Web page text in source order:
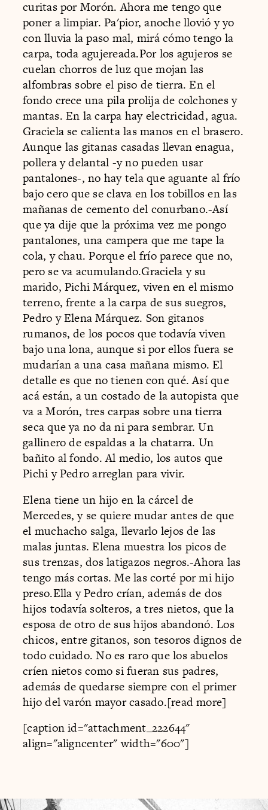
curitas por Morón. Ahora me tengo que
poner a limpiar. Pa'pior, anoche llovió y yo
con lluvia la paso mal, mirá cómo tengo la
carpa, toda agujereada.Por los agujeros se
cuelan chorros de luz que mojan las
alfombras sobre el piso de tierra. En el
fondo crece una pila prolija de colchones y
mantas. En la carpa hay electricidad, agua.
Graciela se calienta las manos en el brasero.
Aunque las gitanas casadas llevan enagua,
pollera y delantal -y no pueden usar
pantalones-, no hay tela que aguante al frío
bajo cero que se clava en los tobillos en las
mañanas de cemento del conurbano.-Así
que ya dije que la próxima vez me pongo
pantalones, una campera que me tape la
cola, y chau. Porque el frío parece que no,
pero se va acumulando.Graciela y su
marido, Pichi Márquez, viven en el mismo
terreno, frente a la carpa de sus suegros,
Pedro y Elena Márquez. Son gitanos
rumanos, de los pocos que todavía viven
bajo una lona, aunque si por ellos fuera se
mudarían a una casa mañana mismo. El
detalle es que no tienen con qué. Así que
acá están, a un costado de la autopista que
va a Morón, tres carpas sobre una tierra
seca que ya no da ni para sembrar. Un
gallinero de espaldas a la chatarra. Un
bañito al fondo. Al medio, los autos que
Pichi y Pedro arreglan para vivir.
Elena tiene un hijo en la cárcel de
Mercedes, y se quiere mudar antes de que
el muchacho salga, llevarlo lejos de las
malas juntas. Elena muestra los picos de
sus trenzas, dos latigazos negros.-Ahora las
tengo más cortas. Me las corté por mi hijo
preso.Ella y Pedro crían, además de dos
hijos todavía solteros, a tres nietos, que la
esposa de otro de sus hijos abandonó. Los
chicos, entre gitanos, son tesoros dignos de
todo cuidado. No es raro que los abuelos
críen nietos como si fueran sus padres,
además de quedarse siempre con el primer
hijo del varón mayor casado.[read more]
[caption id="attachment_222644"
align="aligncenter" width="600"]